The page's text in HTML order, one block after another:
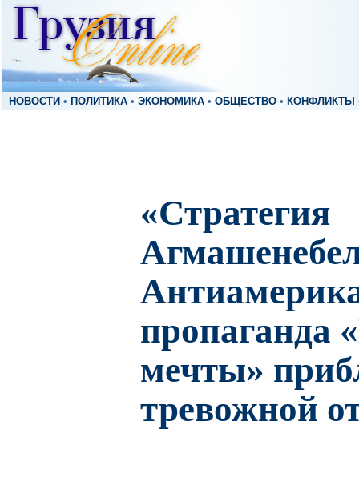
НОВОСТИ • ПОЛИТИКА • ЭКОНОМИКА • ОБЩЕСТВО • КОНФЛИКТЫ
«Стратегия
пропаганда
мечты»
тревожной